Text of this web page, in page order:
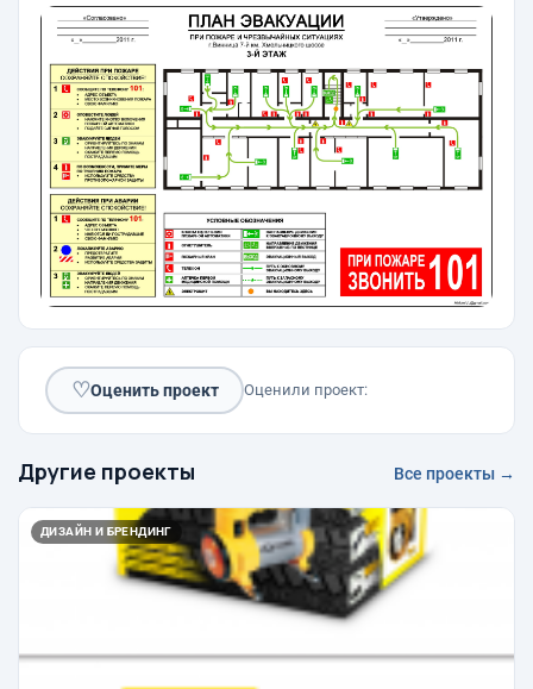
♡Оценить проект Оценили проект:
Другие проекты Все проекты →
ДИЗАЙН И БРЕНДИНГ